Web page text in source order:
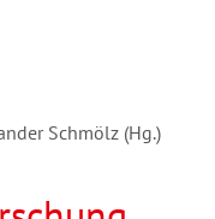
Schmölz (Hg.)